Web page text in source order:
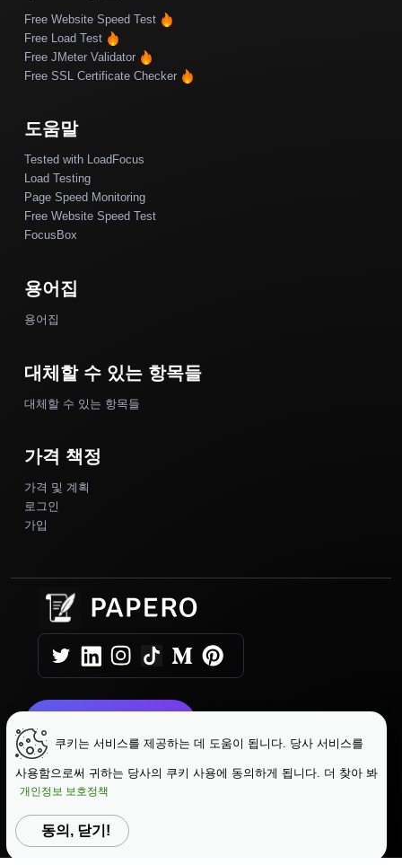
Free Website Speed Test
Free Load Test
Free JMeter Validator
Free SSL Certificate Checker
도움말
Tested with LoadFocus
Load Testing
Page Speed Monitoring
Free Website Speed Test
FocusBox
용어집
용어집
대체할 수 있는 항목들
대체할 수 있는 항목들
가격 책정
가격 및 계획
로그인
가입
Copyright © 2025 Papero | 이용약관 |
개인 정보 보호 정책
쿠키는 서비스를 제공하는 데 도움이 됩니다. 당사 서비스를
사용함으로써 귀하는 당사의 쿠키 사용에 동의하게 됩니다. 더 찾아 봐
개인정보 보호정책
동의, 닫기!